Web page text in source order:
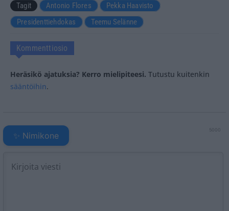
Tagit Antonio Flores
Pekka Haavisto
Presidenttiehdokas
Teemu Selänne
Kommenttiosio
Heräsikö ajatuksia? Kerro mielipiteesi. Tutustu kuitenkin
sääntöihin.
5000
✨ Nimikone